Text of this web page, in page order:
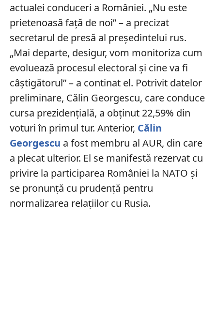
actualei conduceri a României. „Nu este
prietenoasă faţă de noi” – a precizat
secretarul de presă al preşedintelui rus.
„Mai departe, desigur, vom monitoriza cum
evoluează procesul electoral și cine va fi
câștigătorul” – a continat el. Potrivit datelor
preliminare, Călin Georgescu, care conduce
cursa prezidenţială, a obținut 22,59% din
voturi în primul tur. Anterior, Călin
Georgescu a fost membru al AUR, din care
a plecat ulterior. El se manifestă rezervat cu
privire la participarea României la NATO și
se pronunţă cu prudență pentru
normalizarea relațiilor cu Rusia.